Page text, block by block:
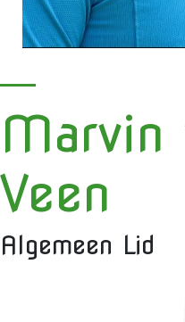
Marvin
Veen
Algemeen Lid